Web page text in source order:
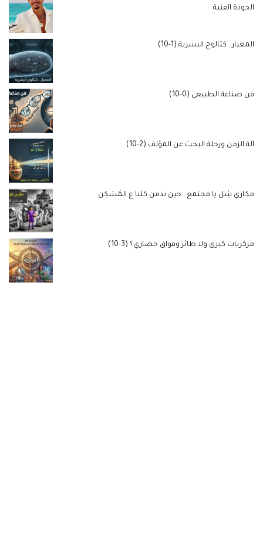
الجودة الفنية
المعيار.. كتالوج البشرية (1-10)
فن صناعة الطبيعي (0-10)
آلة الزمن ورحلة البحث عن المؤلف (2-10)
مكاري شِل يا مجتمع.. حين ندمن كلنا ع المُسَكِن
مركزيات كبرى ولا طائر وقواق حضاري؟ (3-10)